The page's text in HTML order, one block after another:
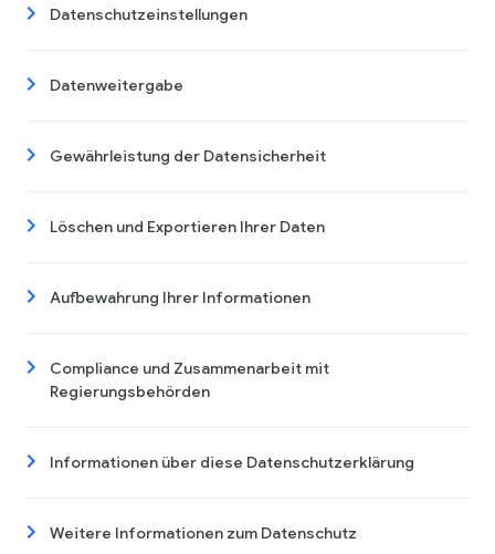
Datenschutzeinstellungen
Datenweitergabe
Gewährleistung der Datensicherheit
Löschen und Exportieren Ihrer Daten
Aufbewahrung Ihrer Informationen
Compliance und Zusammenarbeit mit
Regierungsbehörden
Informationen über diese Datenschutzerklärung
Weitere Informationen zum Datenschutz